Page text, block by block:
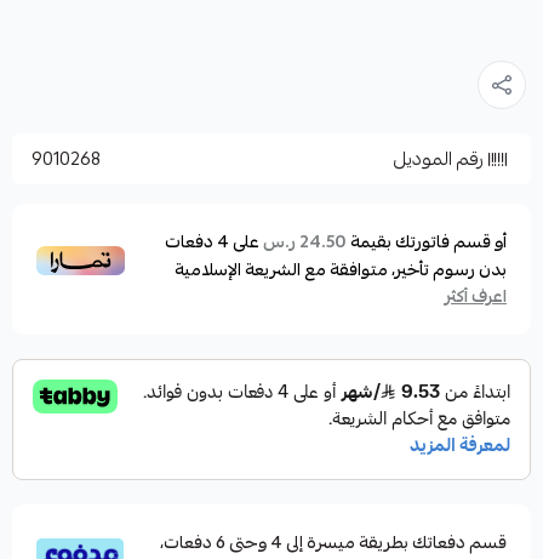
رقم الموديل 9010268
أو قسم فاتورتك بقيمة24.50 ر.س على4دفعات
بدون رسوم تأخير، متوافقة مع الشريعة الإسلامية
اعرف أكثر
قسم دفعاتك بطريقة ميسرة إلى 4 وحتى 6 دفعات،